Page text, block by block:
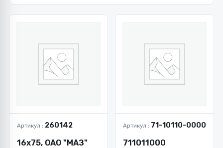
Артикул : 260142
16х75, ОАО "МАЗ"
Артикул : 71-10110-0000
711011000